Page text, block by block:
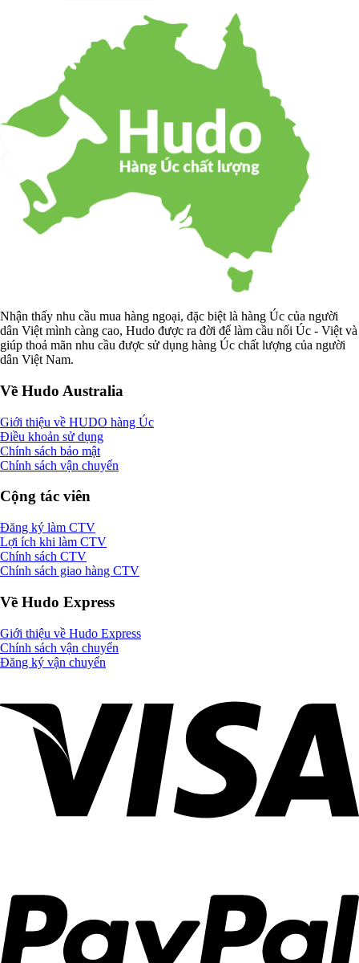
Nhận thấy nhu cầu mua hàng ngoại, đặc biệt là hàng Úc của người
dân Việt mình càng cao, Hudo được ra đời để làm cầu nối Úc - Việt và
giúp thoả mãn nhu cầu được sử dụng hàng Úc chất lượng của người
dân Việt Nam.
Về Hudo Australia
Giới thiệu về HUDO hàng Úc
Điều khoản sử dụng
Chính sách bảo mật
Chính sách vận chuyển
Cộng tác viên
Đăng ký làm CTV
Lợi ích khi làm CTV
Chính sách CTV
Chính sách giao hàng CTV
Về Hudo Express
Giới thiệu về Hudo Express
Chính sách vận chuyển
Đăng ký vận chuyển